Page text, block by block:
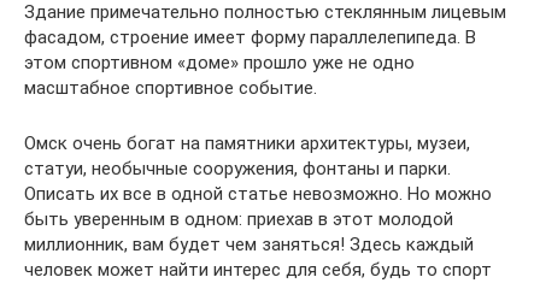
Здание примечательно полностью стеклянным лицевым
фасадом, строение имеет форму параллелепипеда. В
этом спортивном «доме» прошло уже не одно
масштабное спортивное событие.
Омск очень богат на памятники архитектуры, музеи,
статуи, необычные сооружения, фонтаны и парки.
Описать их все в одной статье невозможно. Но можно
быть уверенным в одном: приехав в этот молодой
миллионник, вам будет чем заняться! Здесь каждый
человек может найти интерес для себя, будь то спорт